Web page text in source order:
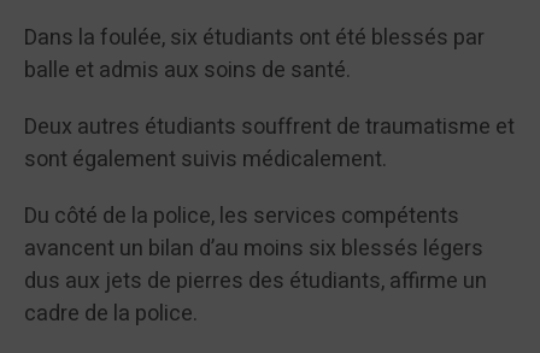
Dans la foulée, six étudiants ont été blessés par
balle et admis aux soins de santé.
Deux autres étudiants souffrent de traumatisme et
sont également suivis médicalement.
Du côté de la police, les services compétents
avancent un bilan d’au moins six blessés légers
dus aux jets de pierres des étudiants, affirme un
cadre de la police.